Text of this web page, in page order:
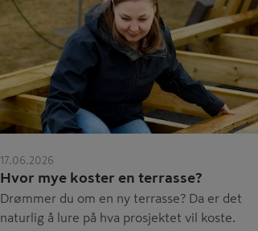
17.06.2026
Hvor mye koster en terrasse?
Drømmer du om en ny terrasse? Da er det
naturlig å lure på hva prosjektet vil koste.